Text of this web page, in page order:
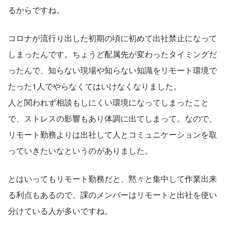
るからですね。
コロナが流行り出した初期の頃に初めて出社禁止になって
しまったんです。ちょうど配属先が変わったタイミングだ
ったんで、知らない現場や知らない知識をリモート環境で
たった1人でやらなくてはいけなくなりました。
人と関われず相談もしにくい環境になってしまったこと
で、ストレスの影響もあり体調に出てしまって。なので、
リモート勤務よりは出社して人とコミュニケーションを取
っていきたいなというのがありました。
とはいってもリモート勤務だと、黙々と集中して作業出来
る利点もあるので、課のメンバーはリモートと出社を使い
分けている人が多いですね。